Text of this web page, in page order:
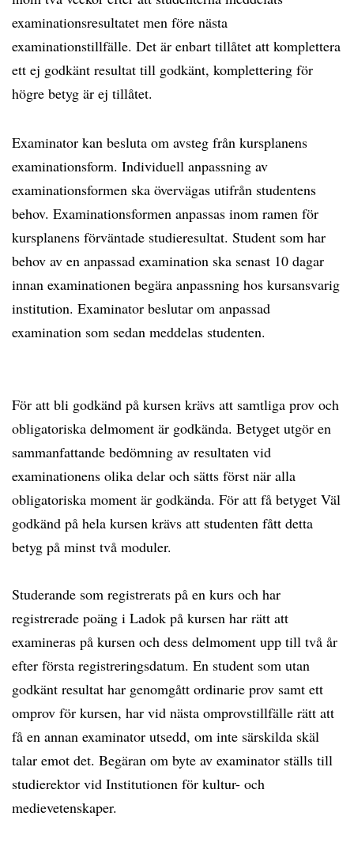
examinationsresultatet men före nästa
examinationstillfälle. Det är enbart tillåtet att komplettera
ett ej godkänt resultat till godkänt, komplettering för
högre betyg är ej tillåtet.
Examinator kan besluta om avsteg från kursplanens
examinationsform. Individuell anpassning av
examinationsformen ska övervägas utifrån studentens
behov. Examinationsformen anpassas inom ramen för
kursplanens förväntade studieresultat. Student som har
behov av en anpassad examination ska senast 10 dagar
innan examinationen begära anpassning hos kursansvarig
institution. Examinator beslutar om anpassad
examination som sedan meddelas studenten.
För att bli godkänd på kursen krävs att samtliga prov och
obligatoriska delmoment är godkända. Betyget utgör en
sammanfattande bedömning av resultaten vid
examinationens olika delar och sätts först när alla
obligatoriska moment är godkända. För att få betyget Väl
godkänd på hela kursen krävs att studenten fått detta
betyg på minst två moduler.
Studerande som registrerats på en kurs och har
registrerade poäng i Ladok på kursen har rätt att
examineras på kursen och dess delmoment upp till två år
efter första registreringsdatum. En student som utan
godkänt resultat har genomgått ordinarie prov samt ett
omprov för kursen, har vid nästa omprovstillfälle rätt att
få en annan examinator utsedd, om inte särskilda skäl
talar emot det. Begäran om byte av examinator ställs till
studierektor vid Institutionen för kultur- och
medievetenskaper.